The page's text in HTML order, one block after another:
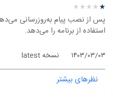
★★★★★
★
★
★
★
★
پس از نصب پیام به‌روزرسانی
استفاده از برنامه را می‌دهد.
۱۴۰۳/۰۳/۰۳ نسخه latest
نظرهای بیشتر